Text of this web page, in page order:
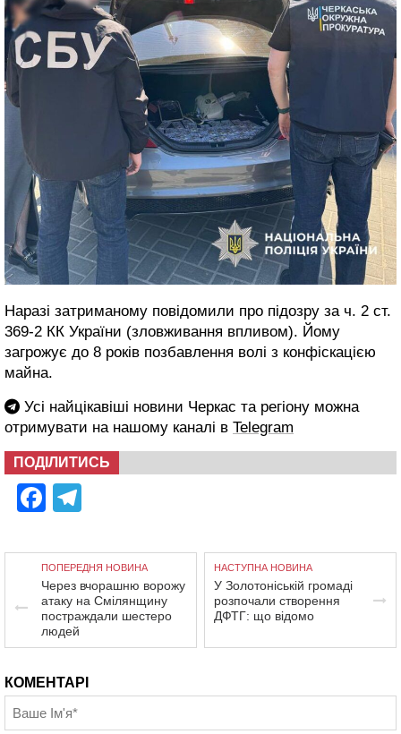
Наразі затриманому повідомили про підозру за ч. 2 ст.
369-2 КК України (зловживання впливом). Йому
загрожує до 8 років позбавлення волі з конфіскацією
майна.
Усі найцікавіші новини Черкас та регіону можна
отримувати на нашому каналі в Telegram
ПОДІЛИТИСЬ
Facebook
ПОПЕРЕДНЯ НОВИНА
Через вчорашню ворожу
атаку на Смілянщину
постраждали шестеро
людей
НАСТУПНА НОВИНА
У Золотоніській громаді
розпочали створення
ДФТГ: що відомо
КОМЕНТАРІ